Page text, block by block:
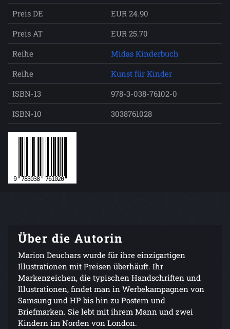
Preis DE
EUR 24.90
Preis AT
EUR 25.70
Reihe
Midas Kinderbuch
Reihe
Kunst für Kinder
ISBN-13
978-3-038-76102-0
ISBN-10
3038761028
Über die Autorin
Marion Deuchars wurde für ihre einzigartigen
Illustrationen mit Preisen überhäuft. Ihr
Markenzeichen, die typischen Handschriften und
Illustrationen, findet man in Werbekampagnen von
Samsung und HP bis hin zu Postern und
Briefmarken. Sie lebt mit ihrem Mann und zwei
Kindern im Norden von London.